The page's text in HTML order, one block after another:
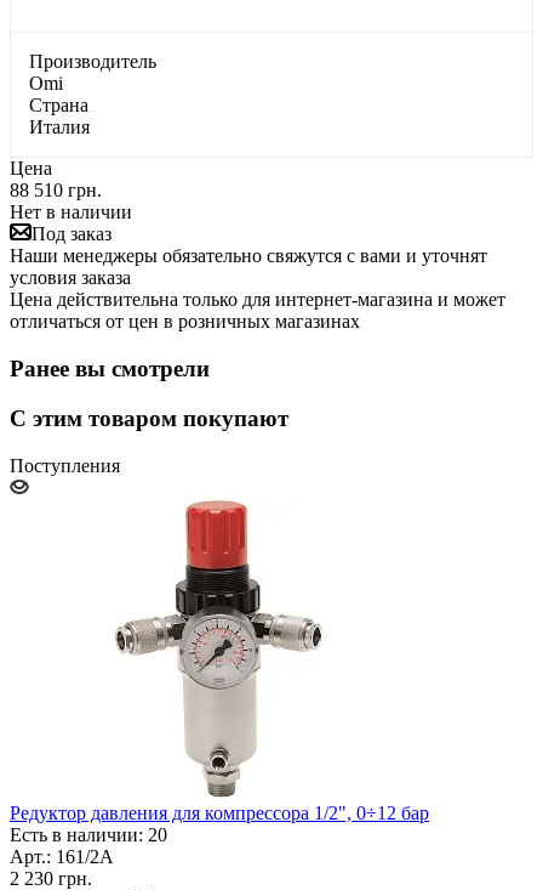
Производитель
Omi
Страна
Италия
Цена
88 510 грн.
Нет в наличии
Под заказ
Наши менеджеры обязательно свяжутся с вами и уточнят
условия заказа
Цена действительна только для интернет-магазина и может
отличаться от цен в розничных магазинах
Ранее вы смотрели
С этим товаром покупают
Поступления
Редуктор давления для компрессора 1/2", 0÷12 бар
Есть в наличии: 20
Арт.: 161/2A
2 230 грн.